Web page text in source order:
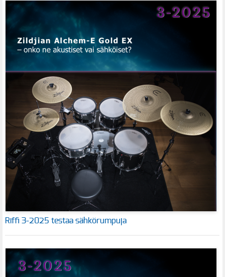
Riffi 3-2025 testaa sähkörumpuja